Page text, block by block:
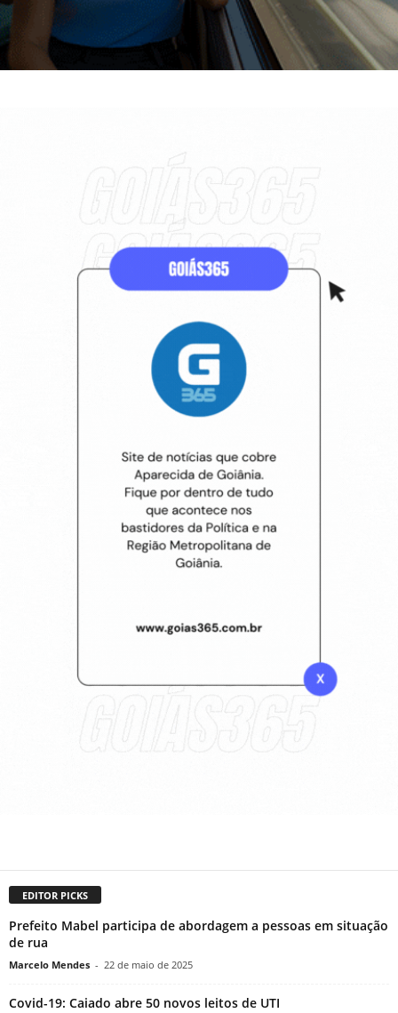
EDITOR PICKS
Prefeito Mabel participa de abordagem a pessoas em situação
de rua
Marcelo Mendes - 22 de maio de 2025
Covid-19: Caiado abre 50 novos leitos de UTI